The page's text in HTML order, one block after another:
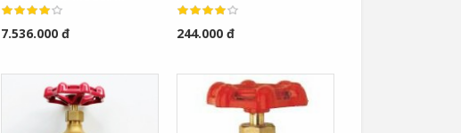
Fig: 150SCLS
7.536.000 đ 244.000 đ